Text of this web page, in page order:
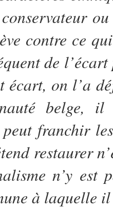
contre ce
de
écart, on l’a
belge,
franchir
restaurer
n’y
à laquelle